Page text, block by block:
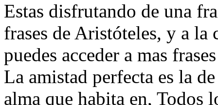
Estas disfrutando de una
frases de Aristóteles, y a la
puedes acceder a mas
La amistad perfecta es la
alma que habita en, Todos